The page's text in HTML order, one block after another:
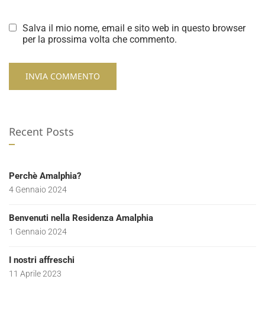
Salva il mio nome, email e sito web in questo browser
per la prossima volta che commento.
Recent Posts
Perchè Amalphia?
4 Gennaio 2024
Benvenuti nella Residenza Amalphia
1 Gennaio 2024
I nostri affreschi
11 Aprile 2023